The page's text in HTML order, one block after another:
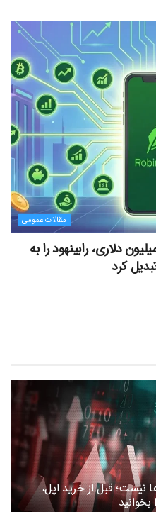
مقالات عمومی
۱۳ خط کسب‌وکار ۱۰۰ میلیون دلاری، رابینهود را به
کرد
نیست؛ قبل از خرید اپل،